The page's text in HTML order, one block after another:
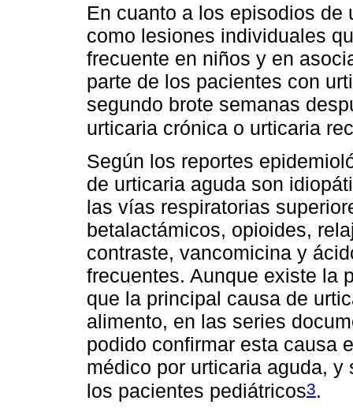
En cuanto a los episodios de
como lesiones individuales
frecuente en niños y en
parte de los pacientes con
segundo brote semanas
urticaria crónica o urticaria
Según los reportes
de urticaria aguda son
las vías respiratorias
betalactámicos, opioides,
contraste, vancomicina y
frecuentes. Aunque existe la
que la principal causa de
alimento, en las series
podido confirmar esta causa
médico por urticaria aguda,
los pacientes pediátricos3.